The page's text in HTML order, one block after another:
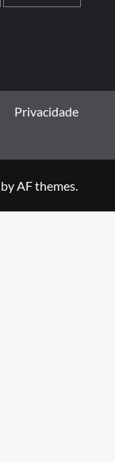
Privacidade
by AF themes.